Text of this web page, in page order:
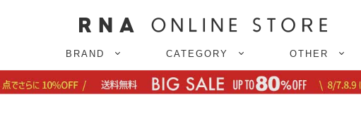
BRAND CATEGORY OTHER